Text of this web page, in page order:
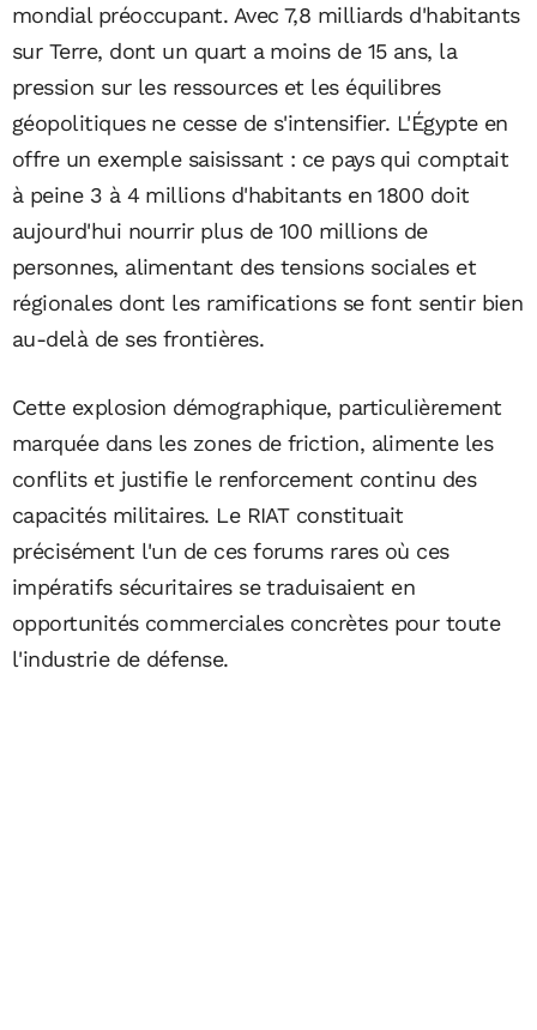
mondial préoccupant. Avec 7,8 milliards d'habitants
sur Terre, dont un quart a moins de 15 ans, la
pression sur les ressources et les équilibres
géopolitiques ne cesse de s'intensifier. L'Égypte en
offre un exemple saisissant : ce pays qui comptait
à peine 3 à 4 millions d'habitants en 1800 doit
aujourd'hui nourrir plus de 100 millions de
personnes, alimentant des tensions sociales et
régionales dont les ramifications se font sentir bien
au-delà de ses frontières.
Cette explosion démographique, particulièrement
marquée dans les zones de friction, alimente les
conflits et justifie le renforcement continu des
capacités militaires. Le RIAT constituait
précisément l'un de ces forums rares où ces
impératifs sécuritaires se traduisaient en
opportunités commerciales concrètes pour toute
l'industrie de défense.